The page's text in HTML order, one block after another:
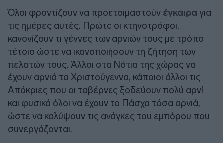
Όλοι φροντίζουν να προετοιμαστούν έγκαιρα για
τις ημέρες αυτές. Πρώτα οι κτηνοτρόφοι,
κανονίζουν τι γέννες των αρνιών τους με τρόπο
τέτοιο ώστε να ικανοποιήσουν τη ζήτηση των
πελατών τους. Άλλοι στα Νότια της χώρας να
έχουν αρνιά τα Χριστούγεννα, κάποιοι άλλοι τις
Απόκριες που οι ταβέρνες ξοδεύουν πολύ αρνί
και φυσικά όλοι να έχουν το Πάσχα τόσα αρνιά,
ώστε να καλύψουν τις ανάγκες του εμπόρου που
συνεργάζονται.